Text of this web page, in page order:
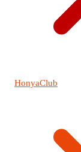
HonyaClub